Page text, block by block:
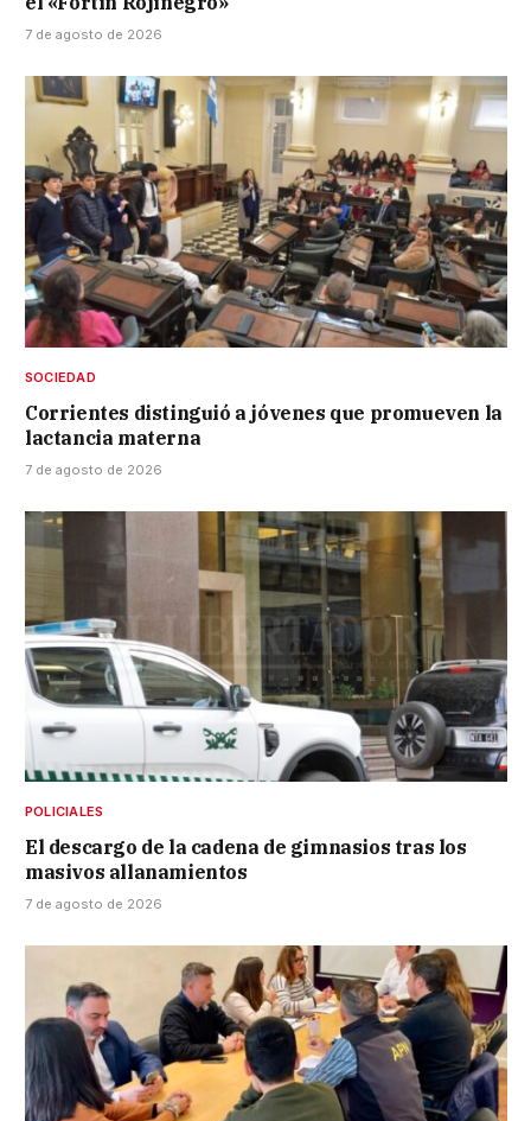
7 de agosto de 2026
SOCIEDAD
Corrientes distinguió a jóvenes que promueven la
lactancia materna
7 de agosto de 2026
POLICIALES
El descargo de la cadena de gimnasios tras los
masivos allanamientos
7 de agosto de 2026